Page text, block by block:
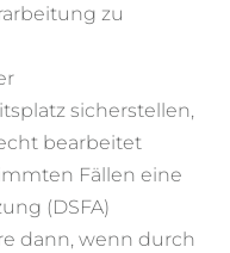
zu
sicherstellen,
bearbeitet
Fällen eine
(DSFA)
dann, wenn durch